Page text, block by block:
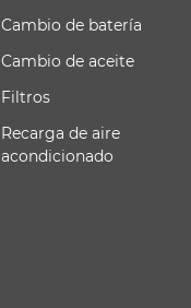
Cambio de batería
Cambio de aceite
Filtros
Recarga de aire
acondicionado